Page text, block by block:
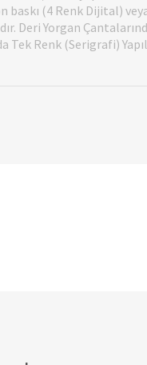
baskı (4 Renk Dijital)
Deri Yorgan
Tek Renk (Serigrafi)